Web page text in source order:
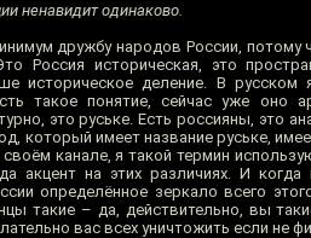
ненавидит одинаково.
дружбу народов России, потому
Россия историческая, это
историческое деление. В русском
такое понятие, сейчас уже оно
это руське. Есть россияны, это
который имеет название руське,
канале, я такой термин
акцент на этих различиях. И
определённое зеркало всего
такие – да, действительно, вы
вас всех уничтожить если не